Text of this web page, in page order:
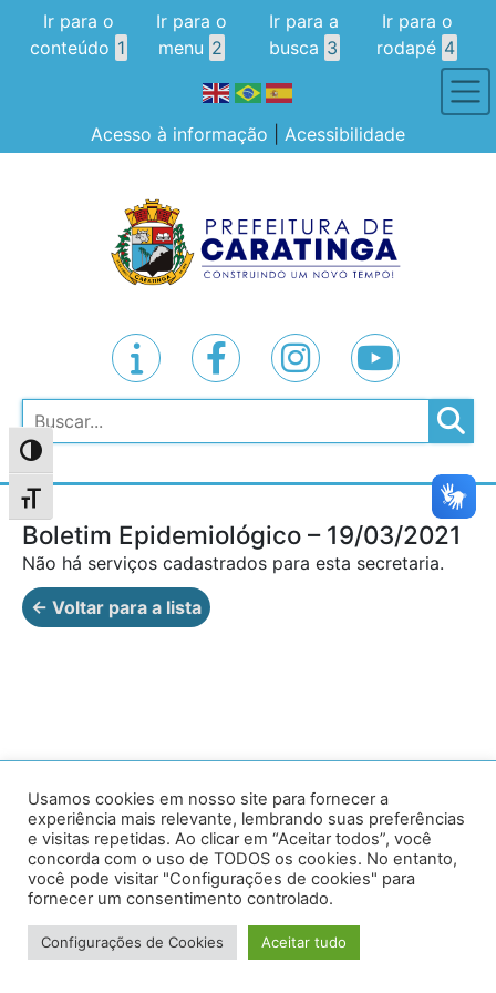
Alternar alto contraste
Alternar tamanho da fonte
Ir para o
conteúdo 1
Ir para o
menu 2
Ir para a
busca 3
Ir para o
rodapé 4
Acesso à informação Acessibilidade
Pesquisar
Boletim Epidemiológico – 19/03/2021
Não há serviços cadastrados para esta secretaria.
← Voltar para a lista
Av. Prof. Armando Alves da Silva, nº 1950 - Zacarias,
Caratinga - MG - 35302-403 / Tel: (33) 3329 8000
Desenvolvido por VersaTec
Usamos cookies em nosso site para fornecer a
experiência mais relevante, lembrando suas preferências
e visitas repetidas. Ao clicar em “Aceitar todos”, você
concorda com o uso de TODOS os cookies. No entanto,
você pode visitar "Configurações de cookies" para
fornecer um consentimento controlado.
Configurações de Cookies Aceitar tudo